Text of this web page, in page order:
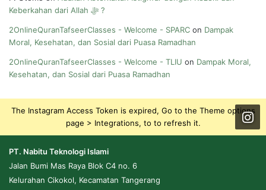
Keberkahan dari Allah ﷻ ?
2OnlineQuranTafseerClasses - Welcome - SPARC on Dampak
Moral, Kesehatan, dan Sosial dari Puasa Ramadhan
2OnlineQuranTafseerClasses - Welcome - TLIU on Dampak Moral,
Kesehatan, dan Sosial dari Puasa Ramadhan
The Instagram Access Token is expired, Go to the Theme options
page > Integrations, to to refresh it.
PT. Nabitu Teknologi Islami
Jalan Bumi Mas Raya Blok C4 no. 6
Kelurahan Cikokol, Kecamatan Tangerang